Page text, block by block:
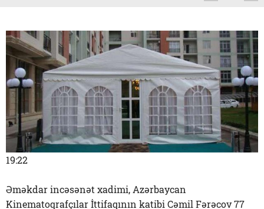
19:22
Əməkdar incəsənət xadimi, Azərbaycan
Kinematoqrafçılar İttifaqının katibi Cəmil Fərəcov 77